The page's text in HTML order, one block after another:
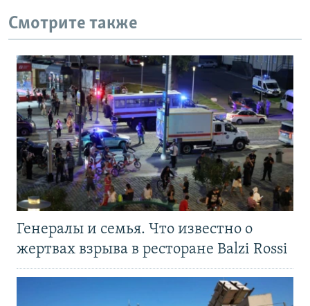
Смотрите также
Генералы и семья. Что известно о
жертвах взрыва в ресторане Balzi Rossi